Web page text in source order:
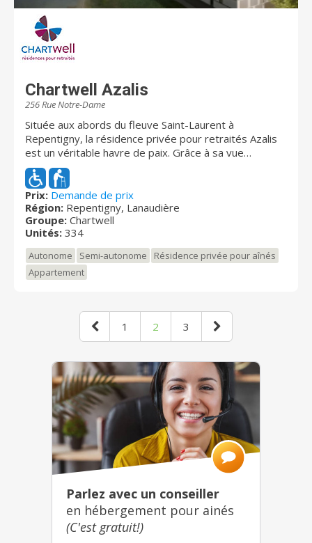
Chartwell Azalis
256 Rue Notre-Dame
Située aux abords du fleuve Saint-Laurent à
Repentigny, la résidence privée pour retraités Azalis
est un véritable havre de paix. Grâce à sa vue
panoramique exceptionnelle et ses parcs
environnants, vous vous sentirez immergé dans la
nature tout en profitant des commodités urbaines.
L'architecture moderne, le design élégant de la
résidence, ainsi que la variété d'appartements
répondent à tous les besoins.
Prix: Demande de prix
Région: Repentigny, Lanaudière
Groupe: Chartwell
Unités: 334
Autonome Semi-autonome
Résidence privée pour aînés
Appartement
1 2 3
Parlez avec un conseiller
en hébergement pour ainés
(C'est gratuit!)